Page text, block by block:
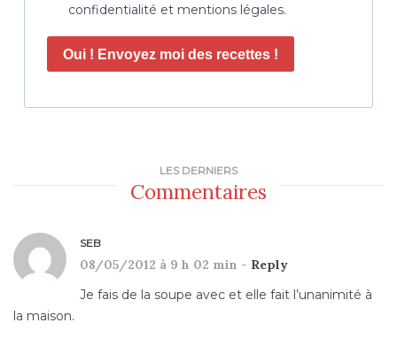
confidentialité et mentions légales.
Oui ! Envoyez moi des recettes !
LES DERNIERS
Commentaires
SEB
08/05/2012 à 9 h 02 min - Reply
Je fais de la soupe avec et elle fait l’unanimité à
la maison.